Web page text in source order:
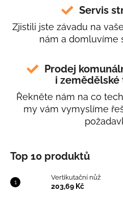
Servis
Zjistili jste závadu na
nám a domluvíme
Prodej
i
Řekněte nám na co
my vám vymyslíme
Top 10 produktů
Vertikutační nůž
203,69 Kč